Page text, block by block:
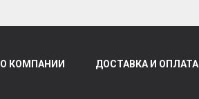
О КОМПАНИИ ДОСТАВКА И ОПЛАТА